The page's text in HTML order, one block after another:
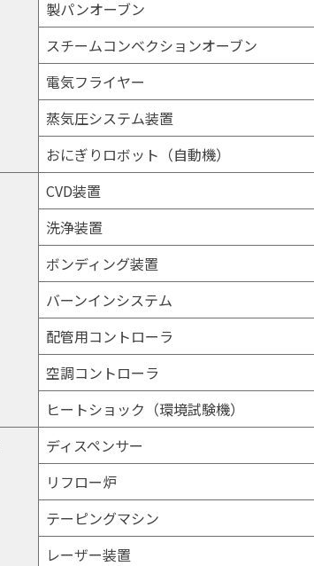
製パンオーブン
スチームコンベクションオーブン
電気フライヤー
蒸気圧システム装置
おにぎりロボット（自動機）
CVD装置
洗浄装置
ボンディング装置
バーンインシステム
配管用コントローラ
空調コントローラ
ヒートショック（環境試験機）
ディスペンサー
リフロー炉
テーピングマシン
レーザー装置